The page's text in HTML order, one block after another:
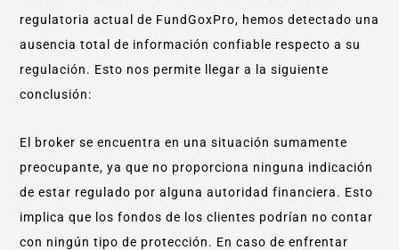
regulatoria actual de FundGoxPro, hemos detectado una
ausencia total de información confiable respecto a su
regulación. Esto nos permite llegar a la siguiente
conclusión:
El broker se encuentra en una situación sumamente
preocupante, ya que no proporciona ninguna indicación
de estar regulado por alguna autoridad financiera. Esto
implica que los fondos de los clientes podrían no contar
con ningún tipo de protección. En caso de enfrentar